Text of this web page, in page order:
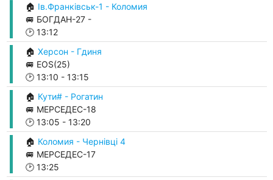
🏠 Ів.Франківськ-1 - Коломия
🚐 БОГДАН-27 -
🕑 13:12
🏠 Херсон - Гдиня
🚐 EOS(25)
🕑 13:10 - 13:15
🏠 Кути# - Рогатин
🚐 МЕРСЕДЕС-18
🕑 13:05 - 13:20
🏠 Коломия - Чернівці 4
🚐 МЕРСЕДЕС-17
🕑 13:25